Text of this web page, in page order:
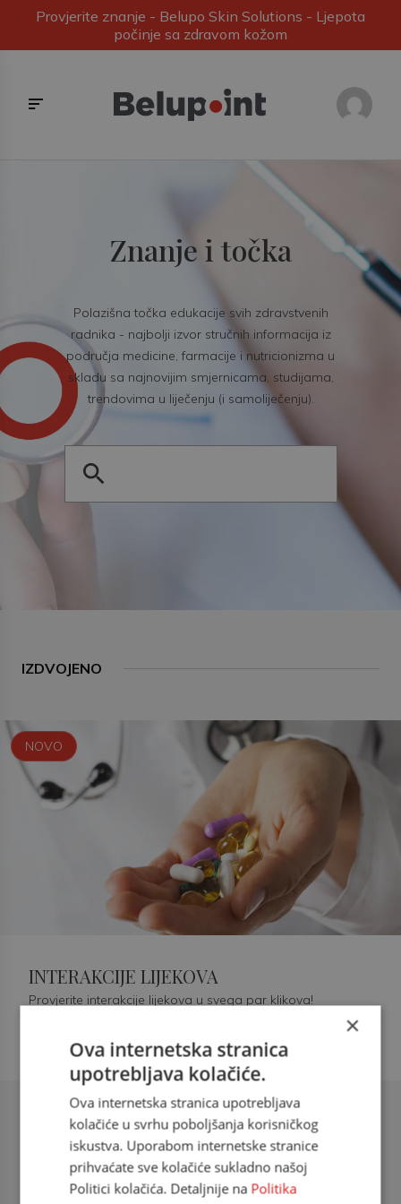
Provjerite znanje - Belupo Skin Solutions - Ljepota
počinje sa zdravom kožom
Znanje i točka
Polazišna točka edukacije svih zdravstvenih
radnika - najbolji izvor stručnih informacija iz
područja medicine, farmacije i nutricionizma u
skladu sa najnovijim smjernicama, studijama,
trendovima u liječenju (i samoliječenju).
IZDVOJENO
Šećerna bolest tip 2 = kardiovaskularna
doc. dr. sc. Višnja Kokić Maleš,
dr.med., specijalististica
NOVO
INTERAKCIJE LIJEKOVA
Provjerite interakcije lijekova u svega par klikova!
×
Ova internetska stranica
upotrebljava kolačiće.
Ova internetska stranica upotrebljava
kolačiće u svrhu poboljšanja korisničkog
iskustva. Uporabom internetske stranice
prihvaćate sve kolačiće sukladno našoj
Politici kolačića. Detaljnije na Politika